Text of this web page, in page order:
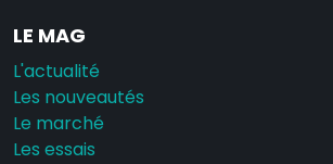
LE MAG
L'actualité
Les nouveautés
Le marché
Les essais